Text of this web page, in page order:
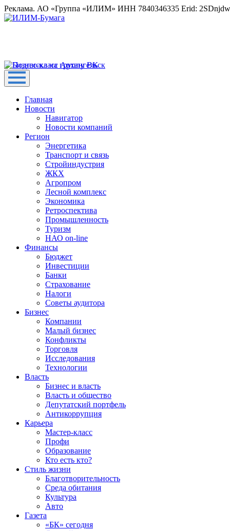
Реклама. АО «Группа «ИЛИМ» ИНН 7840346335 Erid:
Главная
Новости
Навигатор
Новости компаний
Регион
Энергетика
Транспорт и связь
Стройиндустрия
ЖКХ
Агропром
Лесной комплекс
Экономика
Ретроспектива
Промышленность
Туризм
НАО on-line
Финансы
Бюджет
Инвестиции
Банки
Страхование
Налоги
Советы аудитора
Бизнес
Компании
Малый бизнес
Конфликты
Торговля
Исследования
Технологии
Власть
Бизнес и власть
Власть и общество
Депутатский портфель
Антикоррупция
Карьера
Мастер-класс
Профи
Образование
Кто есть кто?
Стиль жизни
Благотворительность
Среда обитания
Культура
Авто
Газета
«БК» сегодня